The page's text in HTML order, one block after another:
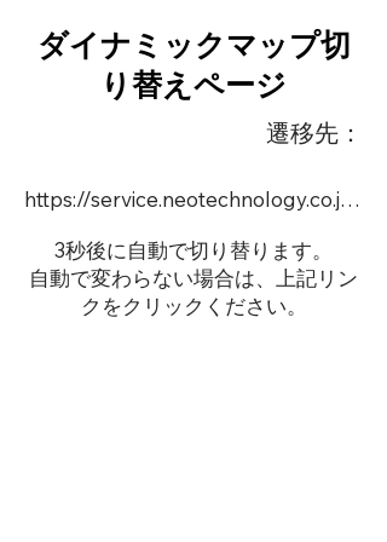
ダイナミックマップ切
り替えページ
遷移先：
https://service.neotechnology.co.jp/order2/TIM3/FreeMindView.html
3秒後に自動で切り替ります。
自動で変わらない場合は、上記リン
クをクリックください。